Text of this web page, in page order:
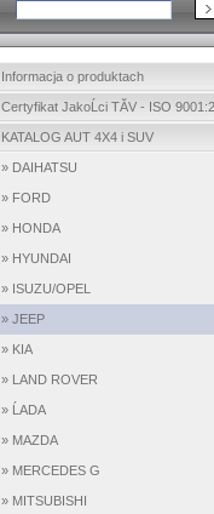
Informacja o produktach
Certyfikat JakoĹci TĂV - ISO
KATALOG AUT 4X4 i SUV
» DAIHATSU
» FORD
» HONDA
» HYUNDAI
» ISUZU/OPEL
» JEEP
» KIA
» LAND ROVER
» ĹADA
» MAZDA
» MERCEDES G
» MITSUBISHI